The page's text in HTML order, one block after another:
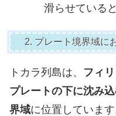
滑らせている
2. プレート境界域に
トカラ列島は、 フィ
プレートの下に沈み
界域に位置しています